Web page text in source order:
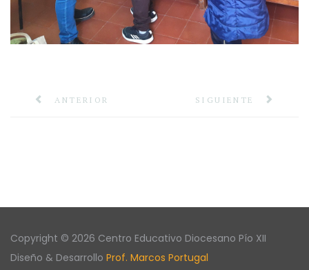
ANTERIOR SIGUIENTE
Copyright © 2026 Centro Educativo Diocesano Pío XII
Diseño & Desarrollo Prof. Marcos Portugal